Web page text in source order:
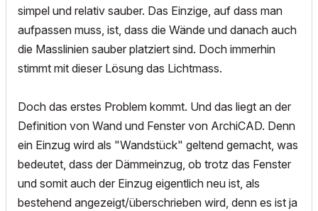
simpel und relativ sauber. Das Einzige, auf dass man
aufpassen muss, ist, dass die Wände und danach auch
die Masslinien sauber platziert sind. Doch immerhin
stimmt mit dieser Lösung das Lichtmass.
Doch das erstes Problem kommt. Und das liegt an der
Definition von Wand und Fenster von ArchiCAD. Denn
ein Einzug wird als "Wandstück" geltend gemacht, was
bedeutet, dass der Dämmeinzug, ob trotz das Fenster
und somit auch der Einzug eigentlich neu ist, als
bestehend angezeigt/überschrieben wird, denn es ist ja